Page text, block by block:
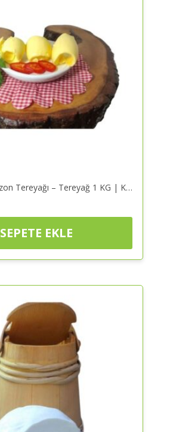
Beşikdüzü Trabzon Tereyağı – Tereyağ 1 KG | Kaliteli ve Güvenilir Alışveriş
SEPETE EKLE